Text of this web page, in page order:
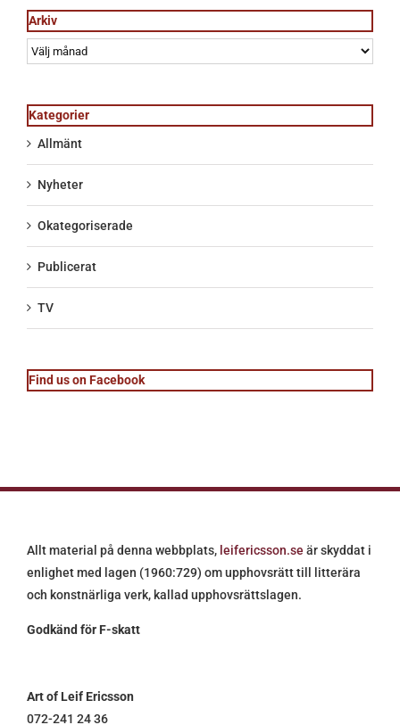
Arkiv
Arkiv
Kategorier
Allmänt
Nyheter
Okategoriserade
Publicerat
TV
Find us on Facebook
Allt material på denna webbplats, leifericsson.se är skyddat i
enlighet med lagen (1960:729) om upphovsrätt till litterära
och konstnärliga verk, kallad upphovsrättslagen.
Godkänd för F-skatt
Art of Leif Ericsson
072-241 24 36